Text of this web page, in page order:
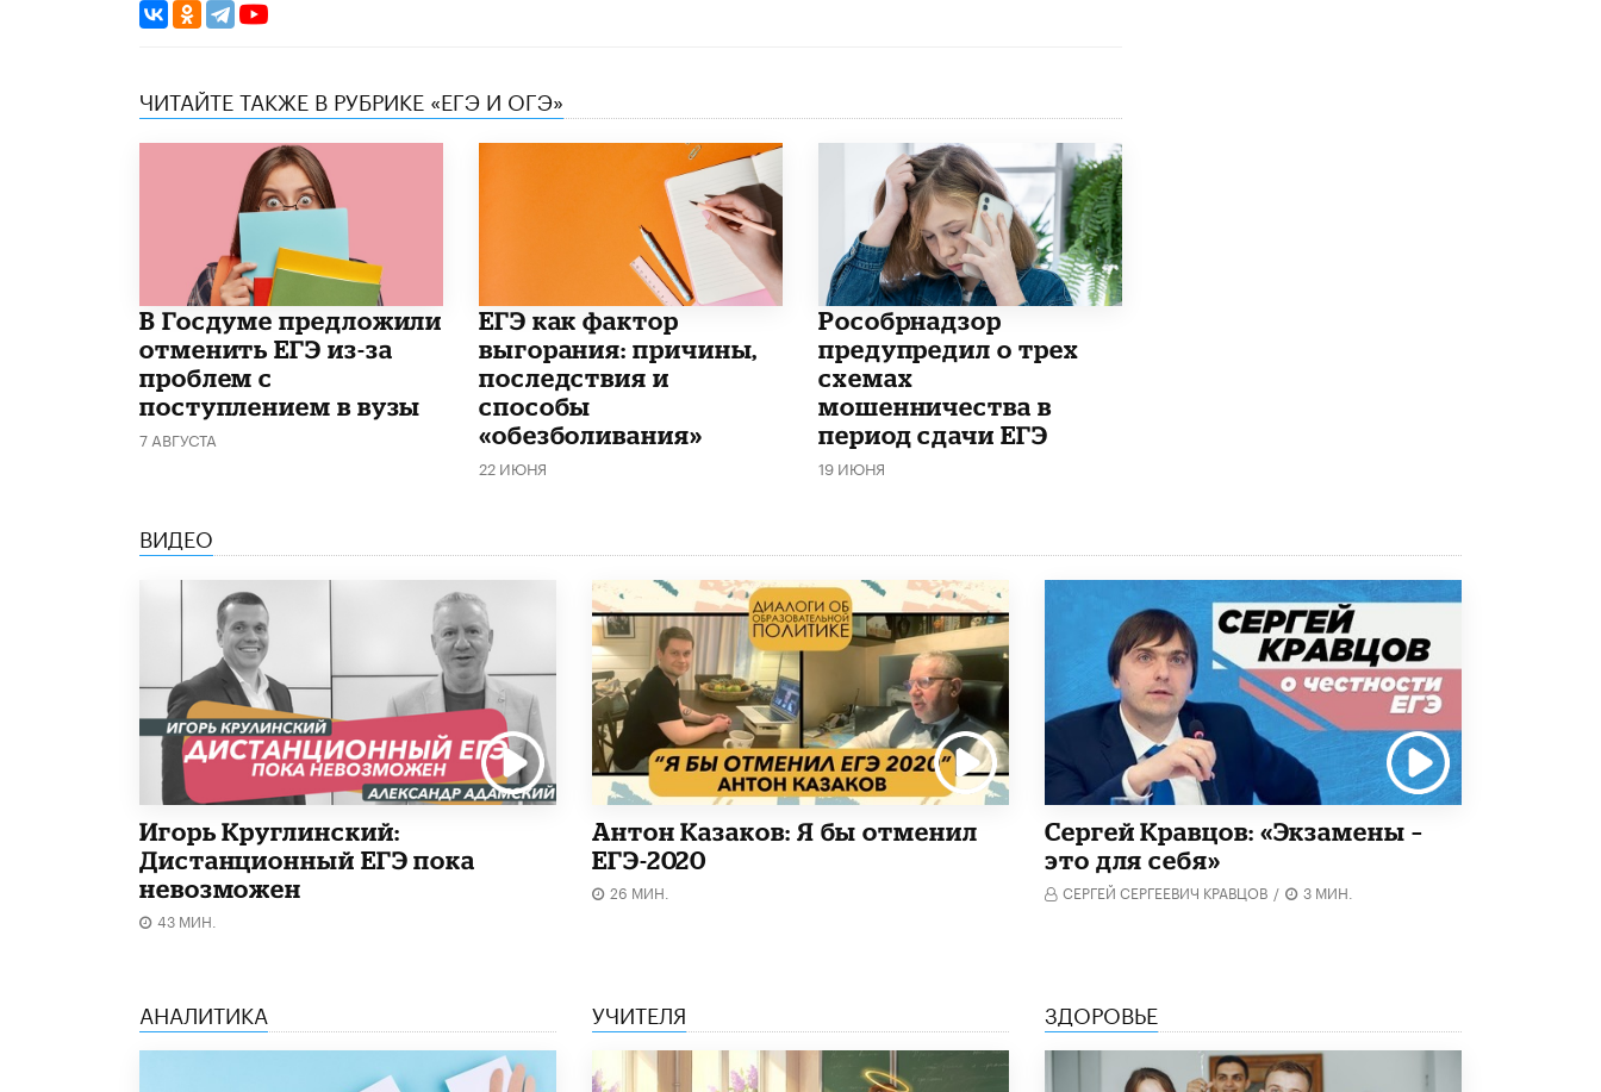
ЧИТАЙТЕ ТАКЖЕ В РУБРИКЕ «ЕГЭ И ОГЭ»
В Госдуме предложили
отменить ЕГЭ из-за
проблем с
поступлением в вузы
7 АВГУСТА
​ЕГЭ как фактор
выгорания: причины,
последствия и
способы
«обезболивания»
22 ИЮНЯ
Рособрнадзор
предупредил о трех
схемах
мошенничества в
период сдачи ЕГЭ
19 ИЮНЯ
​Почти 50 новых объектов образования
открыли в этом учебном году в Москве
10 ИЮНЯ /ГОРОДСКОЕ ОБРАЗОВАНИЕ
Госдума приняла закон о детских SIM-
картах
10 ИЮНЯ / ДЕТИ
Глава СПЧ предложил вернуть в школы
устные переходные экзамены
9 ИЮНЯ / КАЧЕСТВО ОБРАЗОВАНИЯ
​Объединяя дошкольный мир
уровней образования
8 ИЮНЯ /ЧТО ПРОИСХОДИТ?
ВИДЕО
Игорь Круглинский:
Дистанционный ЕГЭ пока
невозможен
43 МИН.
Антон Казаков: Я бы отменил
ЕГЭ-2020
26 МИН.
Сергей Кравцов: «Экзамены –
это для себя»
СЕРГЕЙ СЕРГЕЕВИЧ КРАВЦОВ / 3 МИН.
АНАЛИТИКА УЧИТЕЛЯ ЗДОРОВЬЕ